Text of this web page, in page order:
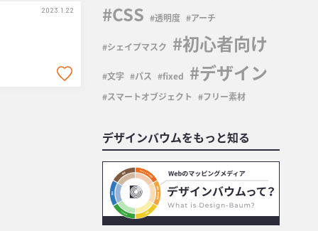
2023.1.22 CSS 透明度 アーチ
シェイプマスク 初心者向け
文字 パス fixed デザイン
スマートオブジェクト フリー素材
デザインバウムをもっと知る